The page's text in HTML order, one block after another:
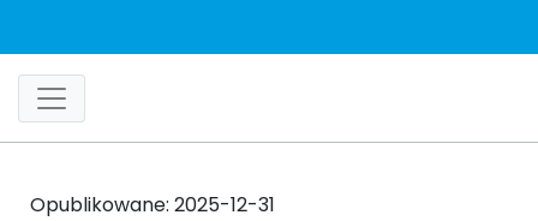
Opublikowane: 2025-12-31